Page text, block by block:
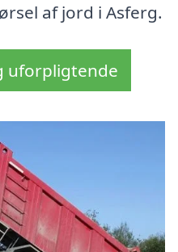
af jord i Asferg.
uforpligtende